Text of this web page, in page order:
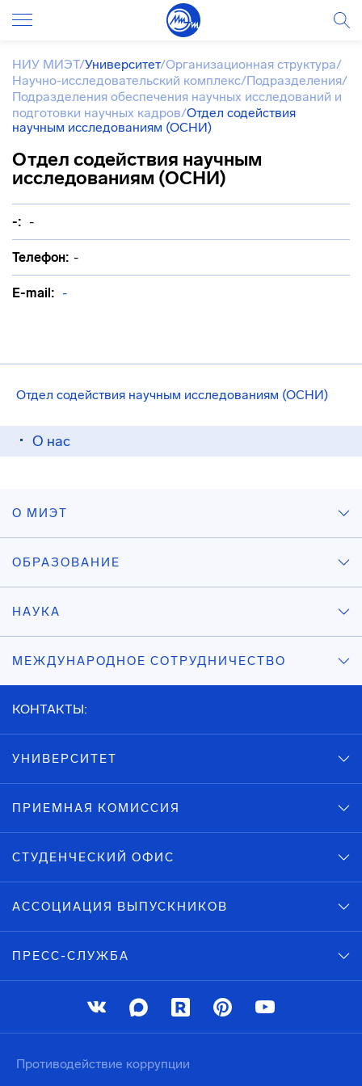
Отдел содействия научным исследованиям (ОСНИ)
О нас
НИУ МИЭТ/Университет/Организационная структура/
Научно-исследовательский комплекс/Подразделения/
Подразделения обеспечения научных исследований и
подготовки научных кадров/Отдел содействия
научным исследованиям (ОСНИ)
Отдел содействия научным
исследованиям (ОСНИ)
-: -
Телефон: -
E-mail: -
О МИЭТ
ОБРАЗОВАНИЕ
НАУКА
МЕЖДУНАРОДНОЕ СОТРУДНИЧЕСТВО
КОНТАКТЫ:
УНИВЕРСИТЕТ
ПРИЕМНАЯ КОМИССИЯ
СТУДЕНЧЕСКИЙ ОФИС
АССОЦИАЦИЯ ВЫПУСКНИКОВ
ПРЕСС-СЛУЖБА
Противодействие коррупции